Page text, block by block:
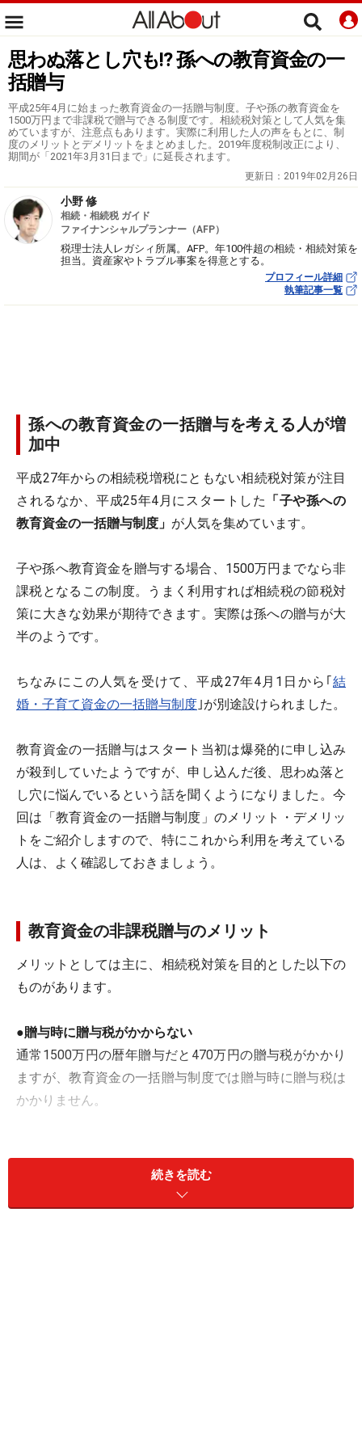
思わぬ落とし穴も!? 孫への教育資金の一
括贈与
平成25年4月に始まった教育資金の一括贈与制度。子や孫の教育資金を
1500万円まで非課税で贈与できる制度です。相続税対策として人気を集
めていますが、注意点もあります。実際に利用した人の声をもとに、制
度のメリットとデメリットをまとめました。2019年度税制改正により、
期間が「2021年3月31日まで」に延長されます。
更新日： 2019年02月26日
小野 修
相続・相続税 ガイド
ファイナンシャルプランナー（AFP）
税理士法人レガシィ所属。AFP。年100件超の相続・相続対策を
担当。資産家やトラブル事案を得意とする。
プロフィール詳細
執筆記事一覧
孫への教育資金の一括贈与を考える人が増
加中
平成27年からの相続税増税にともない相続税対策が注目
されるなか、平成25年4月にスタートした 「子や孫への
教育資金の一括贈与制度」 が人気を集めています。
子や孫へ教育資金を贈与する場合、1500万円までなら非
課税となるこの制度。うまく利用すれば相続税の節税対
策に大きな効果が期待できます。実際は孫への贈与が大
半のようです。
ちなみにこの人気を受けて、平成27年4月1日から｢結
婚・子育て資金の一括贈与制度 ｣が別途設けられました。
教育資金の一括贈与はスタート当初は爆発的に申し込み
が殺到していたようですが、申し込んだ後、思わぬ落と
し穴に悩んでいるという話を聞くようになりました。今
回は「教育資金の一括贈与制度」のメリット・デメリッ
トをご紹介しますので、特にこれから利用を考えている
人は、よく確認しておきましょう。
教育資金の非課税贈与のメリット
メリットとしては主に、相続税対策を目的とした以下の
ものがあります。
●贈与時に贈与税がかからない
通常1500万円の暦年贈与だと470万円の贈与税がかかり
ますが、教育資金の一括贈与制度では贈与時に贈与税は
かかりません。
贈与された子や孫が30歳になるまでに教育資金として使
い切れば、贈与税はかかりません。
続きを読む